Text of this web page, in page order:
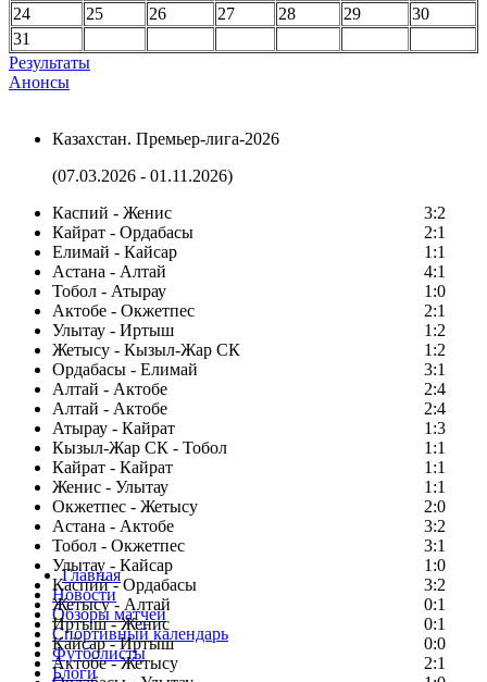
24
25 26 27 28 29
30
31
Результаты
Анонсы
Казахстан. Премьер-лига-2026
(07.03.2026 - 01.11.2026)
Каспий - Женис
3:2
Кайрат - Ордабасы
2:1
Елимай - Кайсар
1:1
Астана - Алтай
4:1
Тобол - Атырау
1:0
Актобе - Окжетпес
2:1
Улытау - Иртыш
1:2
Жетысу - Кызыл-Жар СК
1:2
Ордабасы - Елимай
3:1
Алтай - Актобе
2:4
Алтай - Актобе
2:4
Атырау - Кайрат
1:3
Кызыл-Жар СК - Тобол
1:1
Кайрат - Кайрат
1:1
Женис - Улытау
1:1
Окжетпес - Жетысу
2:0
Астана - Актобе
3:2
Тобол - Окжетпес
3:1
Улытау - Кайсар
1:0
Каспий - Ордабасы
3:2
Жетысу - Алтай
0:1
Иртыш - Женис
0:1
Кайсар - Иртыш
0:0
Актобе - Жетысу
2:1
Главная
Новости
Обзоры матчей
Спортивный календарь
Футболисты
Блоги